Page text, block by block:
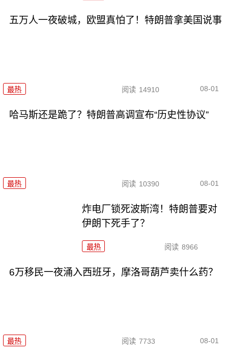
五万人一夜破城，欧盟真怕了！特朗普拿美国说事
最热 阅读 14910 08-01
哈马斯还是跪了？特朗普高调宣布“历史性协议”
最热 阅读 10390 08-01
炸电厂锁死波斯湾！特朗普要对
伊朗下死手了？
最热 阅读 8966
6万移民一夜涌入西班牙，摩洛哥葫芦卖什么药？
最热 阅读 7733 08-01